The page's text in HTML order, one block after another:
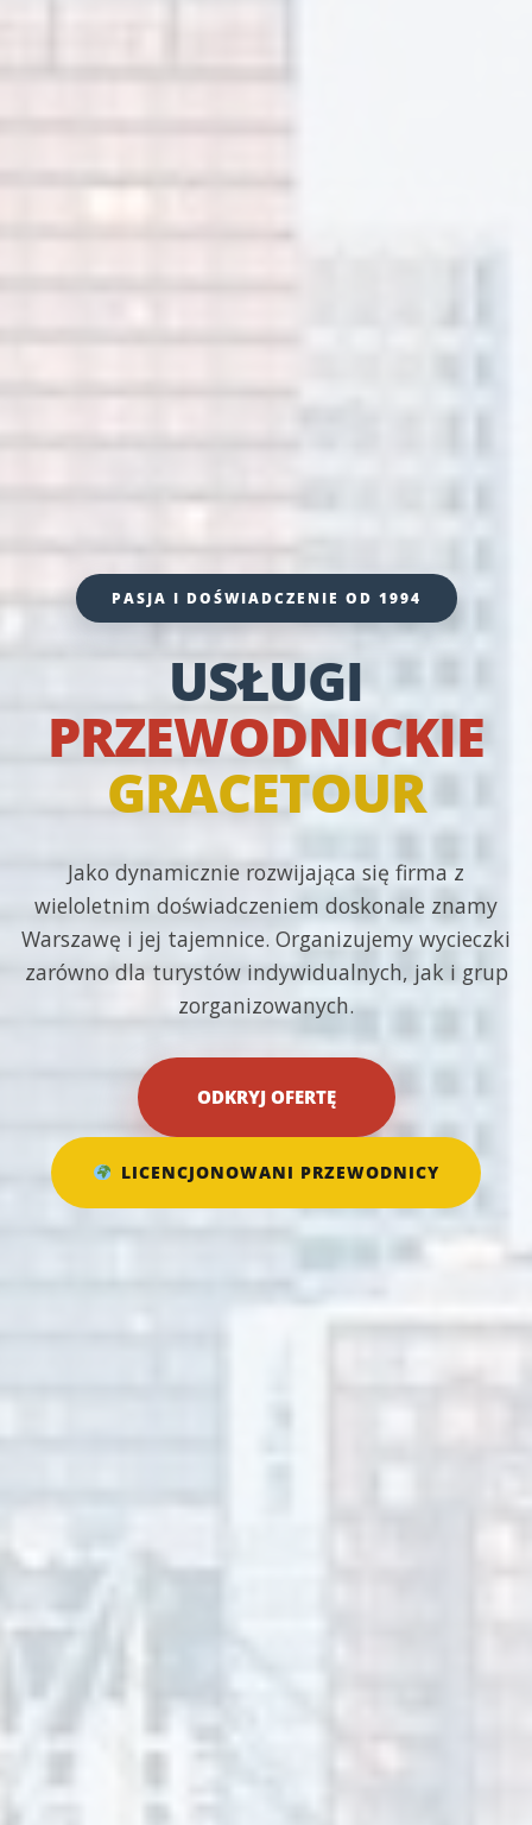
PASJA I DOŚWIADCZENIE OD 1994
USŁUGI
PRZEWODNICKIE
GRACETOUR
Jako dynamicznie rozwijająca się firma z
wieloletnim doświadczeniem doskonale znamy
Warszawę i jej tajemnice. Organizujemy wycieczki
zarówno dla turystów indywidualnych, jak i grup
zorganizowanych.
ODKRYJ OFERTĘ
LICENCJONOWANI PRZEWODNICY